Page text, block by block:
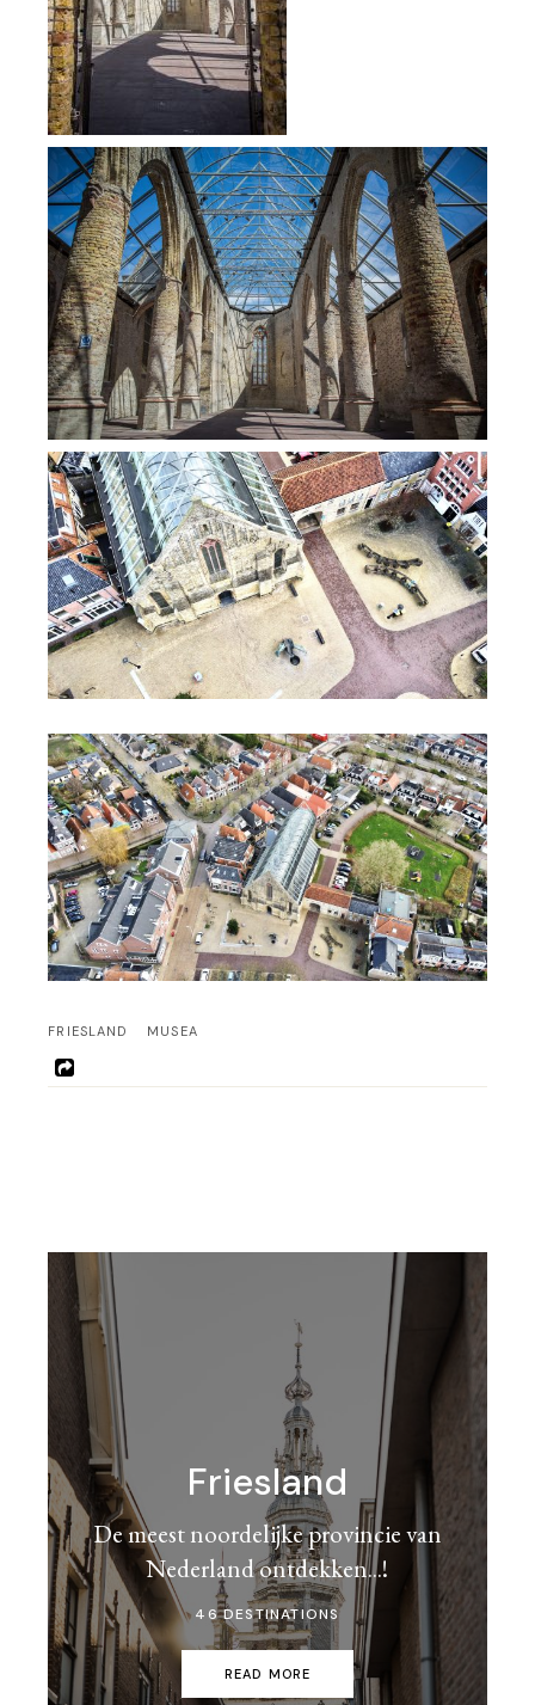
FRIESLAND MUSEA
Friesland
De meest noordelijke provincie van
Nederland ontdekken...!
46 DESTINATIONS
READ MORE